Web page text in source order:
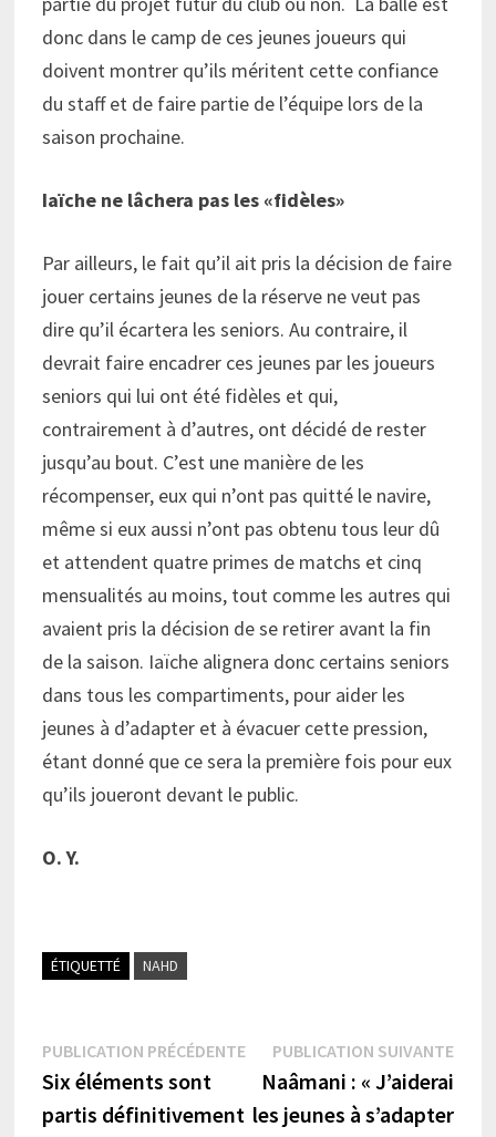
donc dans le camp de ces jeunes joueurs qui
doivent montrer qu’ils méritent cette confiance
du staff et de faire partie de l’équipe lors de la
saison prochaine.
Iaïche ne lâchera pas les «fidèles»
Par ailleurs, le fait qu’il ait pris la décision de faire
jouer certains jeunes de la réserve ne veut pas
dire qu’il écartera les seniors. Au contraire, il
devrait faire encadrer ces jeunes par les joueurs
seniors qui lui ont été fidèles et qui,
contrairement à d’autres, ont décidé de rester
jusqu’au bout. C’est une manière de les
récompenser, eux qui n’ont pas quitté le navire,
même si eux aussi n’ont pas obtenu tous leur dû
et attendent quatre primes de matchs et cinq
mensualités au moins, tout comme les autres qui
avaient pris la décision de se retirer avant la fin
de la saison. Iaïche alignera donc certains seniors
dans tous les compartiments, pour aider les
jeunes à d’adapter et à évacuer cette pression,
étant donné que ce sera la première fois pour eux
qu’ils joueront devant le public.
O. Y.
ÉTIQUETTÉ NAHD
Navigation
de
PUBLICATION PRÉCÉDENTEPublication
précédente :
Six éléments sont
partis définitivement
PUBLICATION SUIVANTE
Naâmani : « J’aiderai
les jeunes à s’adapter